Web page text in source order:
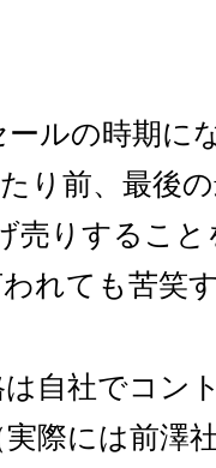
ルの時期に
り前、最後
売りするこ
れても苦笑
自社でコン
際には前澤